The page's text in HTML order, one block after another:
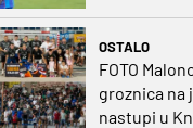
OSTALO
FOTO
groznica na
nastupi u